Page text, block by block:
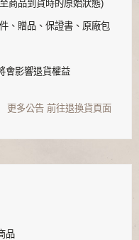
商品到貨時的原始狀態)
、贈品、保證書、原廠包
會影響退貨權益
更多公告 前往退換貨頁面
品